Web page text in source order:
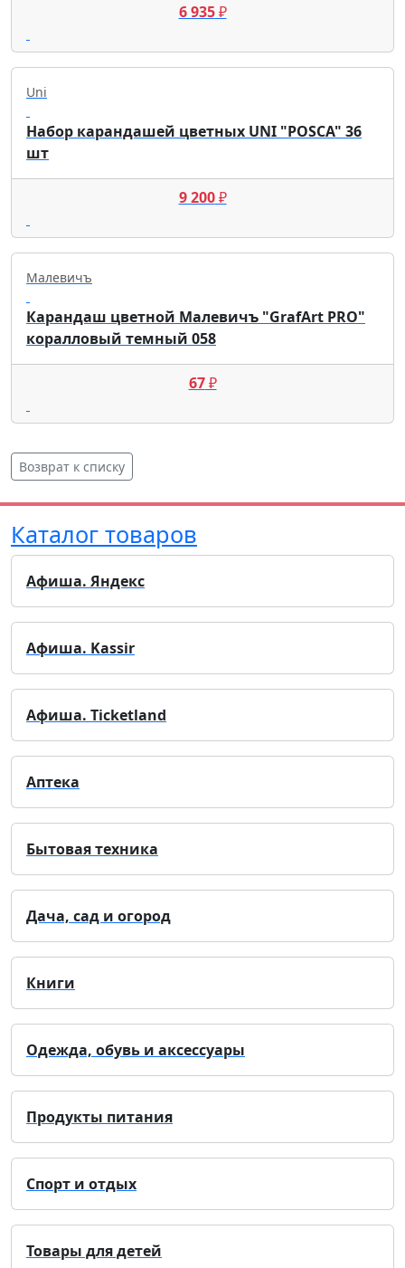
6 935₽
Uni
Набор карандашей цветных UNI "POSCA" 36
шт
9 200₽
Малевичъ
Карандаш цветной Малевичъ "GrafArt PRO"
коралловый темный 058
67₽
Возврат к списку
Каталог товаров
Афиша. Яндекс
Афиша. Kassir
Афиша. Ticketland
Аптека
Бытовая техника
Дача, сад и огород
Книги
Одежда, обувь и аксессуары
Продукты питания
Спорт и отдых
Товары для детей